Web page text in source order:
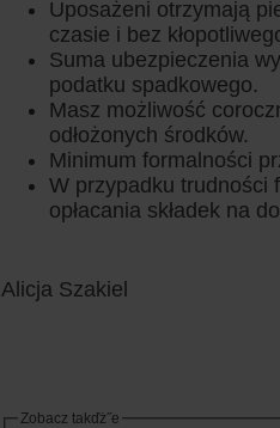
Uposażeni otrzymają
czasie i bez
Suma ubezpieczenia
podatku spadkowego.
Masz możliwość
odłożonych środków.
Minimum formalności
W przypadku trudności
opłacania składek na
Alicja Szakiel
Zobacz takďż˝e